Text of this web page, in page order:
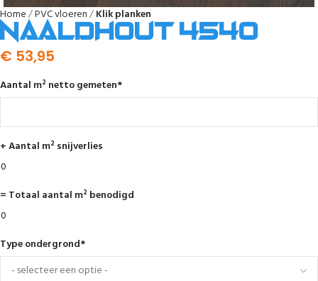
Home PVC vloeren Klik planken
Naaldhout 4540
€ 53,95
Aantal m² netto gemeten*
+ Aantal m² snijverlies
= Totaal aantal m² benodigd
Type ondergrond*